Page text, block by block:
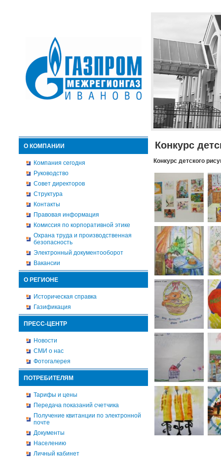
О КОМПАНИИ
Компания сегодня
Руководство
Совет директоров
Структура
Контакты
Правовая информация
Комиссия по корпоративной этике
Охрана труда и производственная
безопасность
Электронный документооборот
Вакансии
О РЕГИОНЕ
Историческая справка
Газификация
ПРЕСС-ЦЕНТР
Новости
СМИ о нас
Фотогалерея
ПОТРЕБИТЕЛЯМ
Тарифы и цены
Передача показаний счетчика
Получение квитанции по электронной
почте
Документы
Населению
Личный кабинет
Конкурс
Конкурс детского